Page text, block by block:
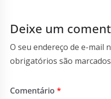
Deixe um
O seu endereço de e-mail
obrigatórios são
Comentário *